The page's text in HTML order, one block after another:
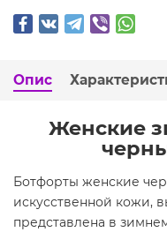
Опис
Женские
Ботфорты женские
искусственной кожи,
представлена в